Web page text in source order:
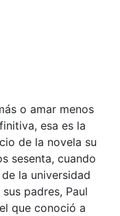
o amar menos
esa es la
de la novela su
sesenta, cuando
la universidad
padres, Paul
que conoció a